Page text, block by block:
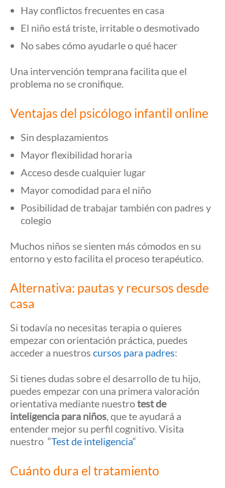
Hay conflictos frecuentes en casa
El niño está triste, irritable o desmotivado
No sabes cómo ayudarle o qué hacer
Una intervención temprana facilita que el
problema no se cronifique.
Ventajas del psicólogo infantil online
Sin desplazamientos
Mayor flexibilidad horaria
Acceso desde cualquier lugar
Mayor comodidad para el niño
Posibilidad de trabajar también con padres y
colegio
Muchos niños se sienten más cómodos en su
entorno y esto facilita el proceso terapéutico.
Alternativa: pautas y recursos desde
casa
Si todavía no necesitas terapia o quieres
empezar con orientación práctica, puedes
acceder a nuestros cursos para padres:
Si tienes dudas sobre el desarrollo de tu hijo,
puedes empezar con una primera valoración
orientativa mediante nuestrotest de
inteligencia para niños, que te ayudará a
entender mejor su perfil cognitivo. Visita
nuestro “Test de inteligencia“
Cuánto dura el tratamiento